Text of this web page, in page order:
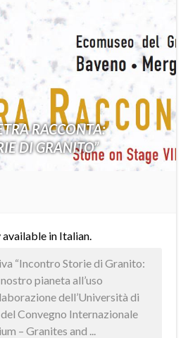
RACCONTA:
DI GRANITO”
available in Italian.
“Incontro Storie di Granito:
pianeta all’uso
dell’Università di
Convegno Internazionale
– Granites and ...